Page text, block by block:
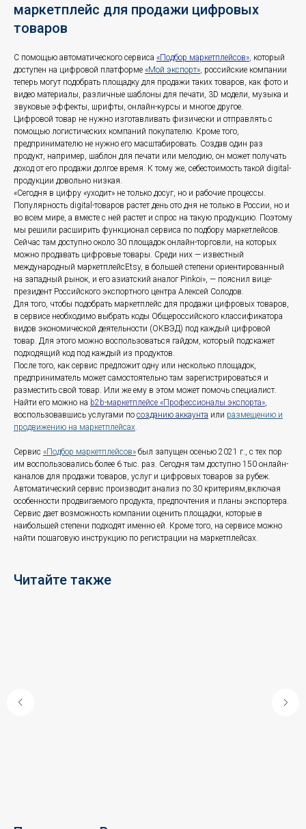
маркетплейс для продажи цифровых
товаров
С помощью автоматического сервиса «Подбор маркетплейсов», который
доступен на цифровой платформе «Мой экспорт», российские компании
теперь могут подобрать площадку для продажи таких товаров, как фото и
видео материалы, различные шаблоны для печати, 3D модели, музыка и
звуковые эффекты, шрифты, онлайн-курсы и многое другое.
Цифровой товар не нужно изготавливать физически и отправлять с
помощью логистических компаний покупателю. Кроме того,
предпринимателю не нужно его масштабировать. Создав один раз
продукт, например, шаблон для печати или мелодию, он может получать
доход от его продажи долгое время. К тому же, себестоимость такой digital-
продукции довольно низкая.
«Сегодня в цифру «уходит» не только досуг, но и рабочие процессы.
Популярность digital-товаров растет день ото дня не только в России, но и
во всем мире, а вместе с ней растет и спрос на такую продукцию. Поэтому
мы решили расширить функционал сервиса по подбору маркетлейсов.
Сейчас там доступно около 30 площадок онлайн-торговли, на которых
можно продавать цифровые товары. Среди них — известный
международный маркетплейсEtsy, в большей степени ориентированный
на западный рынок, и его азиатский аналог Pinkoi», — пояснил вице-
президент Российского экспортного центра Алексей Солодов.
Для того, чтобы подобрать маркетплейс для продажи цифровых товаров,
в сервисе необходимо выбрать коды Общероссийского классификатора
видов экономической деятельности (ОКВЭД) под каждый цифровой
товар. Для этого можно воспользоваться гайдом, который подскажет
подходящий код под каждый из продуктов.
После того, как сервис предложит одну или несколько площадок,
предприниматель может самостоятельно там зарегистрироваться и
разместить свой товар. Или же ему в этом может помочь специалист.
Найти его можно на b2b-маркетплейсе «Профессионалы экспорта»,
воспользовавшись услугами по созданию аккаунта или размещению и
продвижению на маркетплейсах.
Сервис «Подбор маркетплейсов» был запущен осенью 2021 г., с тех пор
им воспользовались более 6 тыс. раз. Сегодня там доступно 150 онлайн-
каналов для продажи товаров, услуг и цифровых товаров за рубеж.
Автоматический сервис производит анализ по 30 критериям,включая
особенности продвигаемого продукта, предпочтения и планы экспортера.
Сервис дает возможность компании оценить площадки, которые в
наибольшей степени подходят именно ей. Кроме того, на сервисе можно
найти пошаговую инструкцию по регистрации на маркетплейсах.
Читайте также